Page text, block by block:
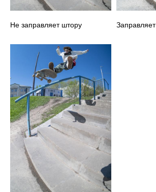
Не заправляет штору Заправляет